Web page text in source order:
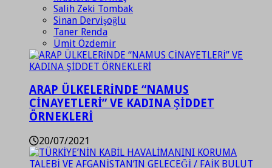
Salih Zeki Tombak
Sinan Dervişoğlu
Taner Renda
Ümit Özdemir
ARAP ÜLKELERİNDE “NAMUS
CİNAYETLERİ” VE KADINA ŞİDDET
ÖRNEKLERİ
20/07/2021